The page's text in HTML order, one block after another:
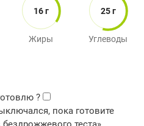
16 г
Жиры
25 г
Углеводы